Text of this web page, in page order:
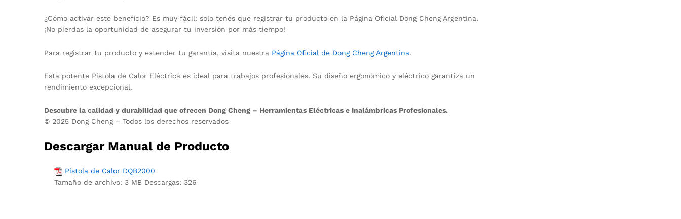
¿Cómo activar este beneficio? Es muy fácil: solo tenés que registrar tu producto en la Página Oficial Dong Cheng Argentina.
¡No pierdas la oportunidad de asegurar tu inversión por más tiempo!
Para registrar tu producto y extender tu garantía, visita nuestra Página Oficial de Dong Cheng Argentina.
Esta potente Pistola de Calor Eléctrica es ideal para trabajos profesionales. Su diseño ergonómico y eléctrico garantiza un
rendimiento excepcional.
Descubre la calidad y durabilidad que ofrecen Dong Cheng – Herramientas Eléctricas e Inalámbricas Profesionales.
© 2025 Dong Cheng – Todos los derechos reservados
Descargar Manual de Producto
Pistola de Calor DQB2000
Tamaño de archivo: 3 MB Descargas: 326